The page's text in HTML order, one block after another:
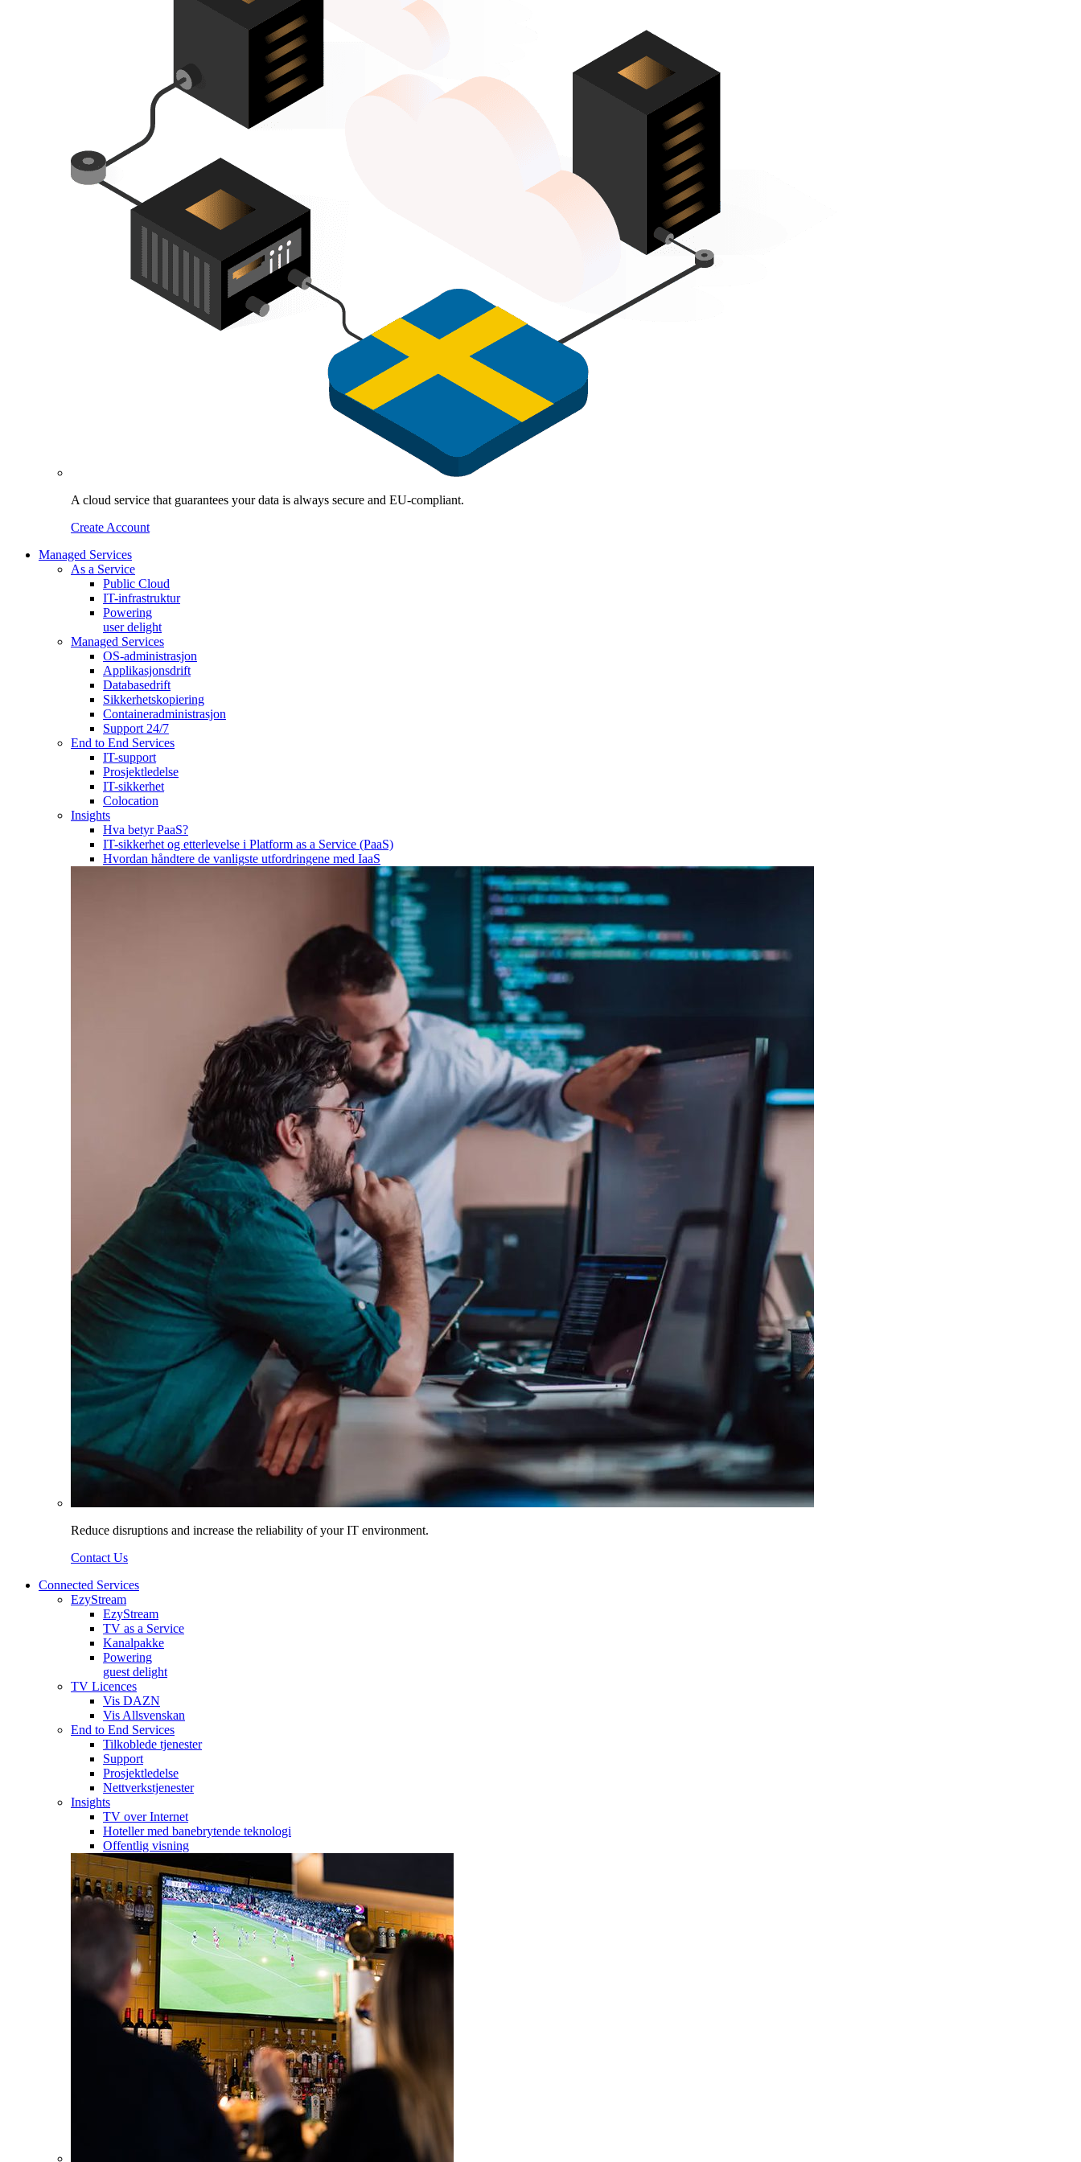
A cloud service that guarantees your data is always secure and EU-compliant.
Create Account
Managed Services
As a Service
Public Cloud
IT-infrastruktur
Powering
user delight
Managed Services
OS‑administrasjon
Applikasjonsdrift
Databasedrift
Sikkerhetskopiering
Containeradministrasjon
Support 24/7
End to End Services
IT-support
Prosjektledelse
IT-sikkerhet
Colocation
Insights
Hva betyr PaaS?
IT-sikkerhet og etterlevelse i Platform as a Service (PaaS)
Hvordan håndtere de vanligste utfordringene med IaaS
Reduce disruptions and increase the reliability of your IT environment.
Contact Us
Connected Services
EzyStream
EzyStream
TV as a Service
Kanalpakke
Powering
guest delight
TV Licences
Vis DAZN
Vis Allsvenskan
End to End Services
Tilkoblede tjenester
Support
Prosjektledelse
Nettverkstjenester
Insights
TV over Internet
Hoteller med banebrytende teknologi
Offentlig visning